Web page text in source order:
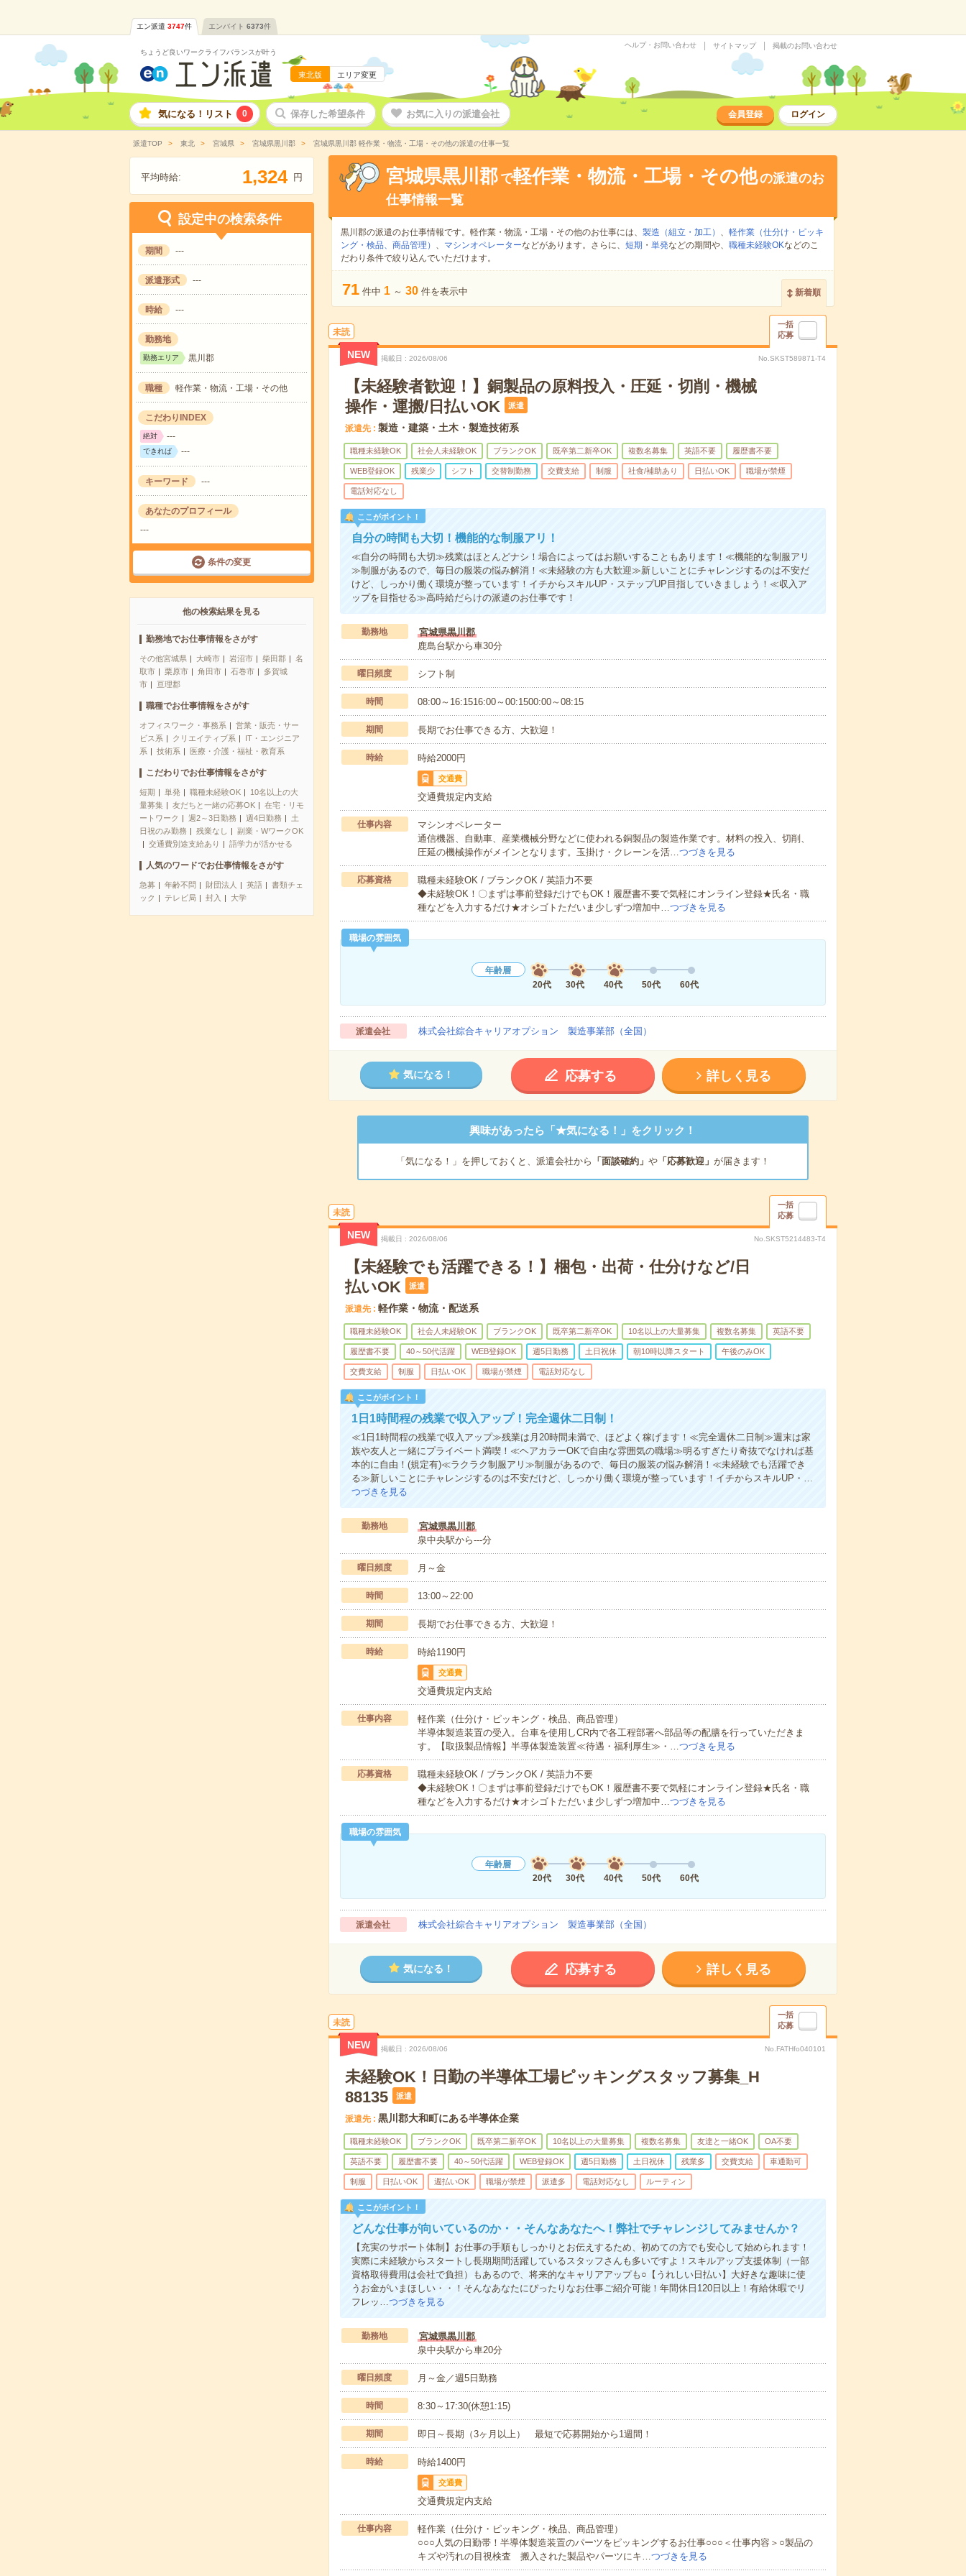
エン派遣 3747件 エンバイト 6373件
ちょうど良いワークライフバランスが叶う
東北版 エリア変更
ヘルプ・お問い合わせ サイトマップ 掲載のお問い合わせ
気になる！リスト 0 保存した希望条件 お気に入りの派遣会社 会員登録 ログイン
派遣TOP 東北 宮城県 宮城県黒川郡 宮城県黒川郡 軽作業・物流・工場・その他の派遣の仕事一覧
平均時給: 1,324 円
設定中の検索条件
期間 ---
派遣形式 ---
時給 ---
勤務地
勤務エリア 黒川郡
職種 軽作業・物流・工場・その他
こだわりINDEX
絶対 ---
できれば ---
キーワード ---
あなたのプロフィール
---
条件の変更
他の検索結果を見る
勤務地でお仕事情報をさがす
その他宮城県 大崎市 岩沼市 柴田郡
名
取市
栗原市 角田市 石巻市
多賀城
市
亘理郡
職種でお仕事情報をさがす
オフィスワーク・事務系
営業・販売・サー
ビス系
クリエイティブ系
IT・エンジニア
系
技術系 医療・介護・福祉・教育系
こだわりでお仕事情報をさがす
短期 単発 職種未経験OK
10名以上の大
量募集
友だちと一緒の応募OK
在宅・リモ
ートワーク
週2～3日勤務 週4日勤務
土
日祝のみ勤務
残業なし
副業・WワークOK
交通費別途支給あり
語学力が活かせる
人気のワードでお仕事情報をさがす
急募 年齢不問 財団法人 英語
書類チェ
ック
テレビ局 封入 大学
宮城県黒川郡 で軽作業・物流・工場・その他の派遣のお
仕事情報一覧
黒川郡の派遣のお仕事情報です。軽作業・物流・工場・その他のお仕事には、 製造（組立・加工） 、 軽作業（仕分け・ピッキ
ング・検品、商品管理） 、 マシンオペレーターなどがあります。さらに、 短期 ・ 単発などの期間や、 職種未経験OKなどのこ
だわり条件で絞り込んでいただけます。
71 件中 1 ～ 30 件を表示中 新着順
未読
一括
応募
NEW 掲載日 2026/08/06 No.SKST589871-T4
【未経験者歓迎！】銅製品の原料投入・圧延・切削・機械
操作・運搬/日払いOK
派遣
派遣先 製造・建築・土木・製造技術系
職種未経験OK 社会人未経験OK ブランクOK 既卒第二新卒OK 複数名募集 英語不要 履歴書不要
WEB登録OK 残業少 シフト 交替制勤務 交費支給 制服 社食/補助あり 日払いOK 職場が禁煙
電話対応なし
ここがポイント！
自分の時間も大切！機能的な制服アリ！
≪自分の時間も大切≫残業はほとんどナシ！場合によってはお願いすることもあります！≪機能的な制服アリ
≫制服があるので、毎日の服装の悩み解消！≪未経験の方も大歓迎≫新しいことにチャレンジするのは不安だ
けど、しっかり働く環境が整っています！イチからスキルUP・ステップUP目指していきましょう！≪収入ア
ップを目指せる≫高時給だらけの派遣のお仕事です！
勤務地
宮城県黒川郡
鹿島台駅から車30分
曜日頻度 シフト制
時間 08:00～16:1516:00～00:1500:00～08:15
期間 長期でお仕事できる方、大歓迎！
時給 時給2000円
交通費
交通費規定内支給
仕事内容
マシンオペレーター
通信機器、自動車、産業機械分野などに使われる銅製品の製造作業です。材料の投入、切削、
圧延の機械操作がメインとなります。玉掛け・クレーンを活…つづきを見る
応募資格
職種未経験OK / ブランクOK / 英語力不要
◆未経験OK！〇まずは事前登録だけでもOK！履歴書不要で気軽にオンライン登録★氏名・職
種などを入力するだけ★オシゴトただいま少しずつ増加中…つづきを見る
職場の雰囲気
年齢層
20代
30代 40代 50代 60代
派遣会社 株式会社綜合キャリアオプション 製造事業部（全国）
気になる！ 応募する 詳しく見る
興味があったら「★気になる！」をクリック！
「気になる！」を押しておくと、派遣会社から 「面談確約」 や「応募歓迎」 が届きます！
未読
一括
応募
NEW 掲載日 2026/08/06 No.SKST5214483-T4
【未経験でも活躍できる！】梱包・出荷・仕分けなど/日
払いOK
派遣
派遣先 軽作業・物流・配送系
職種未経験OK 社会人未経験OK ブランクOK 既卒第二新卒OK 10名以上の大量募集 複数名募集 英語不要
履歴書不要 40～50代活躍 WEB登録OK 週5日勤務 土日祝休 朝10時以降スタート 午後のみOK
交費支給 制服 日払いOK 職場が禁煙 電話対応なし
ここがポイント！
1日1時間程の残業で収入アップ！完全週休二日制！
≪1日1時間程の残業で収入アップ≫残業は月20時間未満で、ほどよく稼げます！≪完全週休二日制≫週末は家
族や友人と一緒にプライベート満喫！≪ヘアカラーOKで自由な雰囲気の職場≫明るすぎたり奇抜でなければ基
本的に自由！(規定有)≪ラクラク制服アリ≫制服があるので、毎日の服装の悩み解消！≪未経験でも活躍でき
る≫新しいことにチャレンジするのは不安だけど、しっかり働く環境が整っています！イチからスキルUP・…
つづきを見る
勤務地
宮城県黒川郡
泉中央駅から---分
曜日頻度 月～金
時間 13:00～22:00
期間 長期でお仕事できる方、大歓迎！
時給 時給1190円
交通費
交通費規定内支給
仕事内容
軽作業（仕分け・ピッキング・検品、商品管理）
半導体製造装置の受入。台車を使用しCR内で各工程部署へ部品等の配膳を行っていただきま
す。【取扱製品情報】半導体製造装置≪待遇・福利厚生≫・… つづきを見る
応募資格
職種未経験OK / ブランクOK / 英語力不要
◆未経験OK！〇まずは事前登録だけでもOK！履歴書不要で気軽にオンライン登録★氏名・職
種などを入力するだけ★オシゴトただいま少しずつ増加中… つづきを見る
職場の雰囲気
年齢層
20代
30代 40代 50代 60代
派遣会社 株式会社綜合キャリアオプション 製造事業部（全国）
気になる！ 応募する 詳しく見る
未読
一括
応募
NEW 掲載日 2026/08/06 No.FATHfo040101
未経験OK！日勤の半導体工場ピッキングスタッフ募集_H
88135
派遣
派遣先 黒川郡大和町にある半導体企業
職種未経験OK ブランクOK 既卒第二新卒OK 10名以上の大量募集 複数名募集 友達と一緒OK OA不要
英語不要 履歴書不要 40～50代活躍 WEB登録OK 週5日勤務 土日祝休 残業多 交費支給 車通勤可
制服 日払いOK 週払いOK 職場が禁煙 派遣多 電話対応なし ルーティン
ここがポイント！
どんな仕事が向いているのか・・そんなあなたへ！弊社でチャレンジしてみませんか？
【充実のサポート体制】お仕事の手順もしっかりとお伝えするため、初めての方でも安心して始められます！
実際に未経験からスタートし長期期間活躍しているスタッフさんも多いですよ！スキルアップ支援体制（一部
資格取得費用は会社で負担）もあるので、将来的なキャリアアップも○【うれしい日払い】大好きな趣味に使
うお金がいまほしい・・！そんなあなたにぴったりなお仕事ご紹介可能！年間休日120日以上！有給休暇でリ
フレッ…つづきを見る
勤務地
宮城県黒川郡
泉中央駅から車20分
曜日頻度 月～金／週5日勤務
時間 8:30～17:30(休憩1:15)
期間 即日～長期（3ヶ月以上） 最短で応募開始から1週間！
時給 時給1400円
交通費
交通費規定内支給
仕事内容
軽作業（仕分け・ピッキング・検品、商品管理）
○○○人気の日勤帯！半導体製造装置のパーツをピッキングするお仕事○○○＜仕事内容＞○製品の
キズや汚れの目視検査 搬入された製品やパーツにキ…つづきを見る